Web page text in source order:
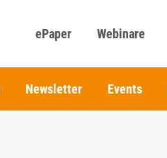
ePaper Webinare
Newsletter Events